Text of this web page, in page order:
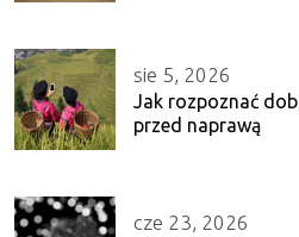
sie 5, 2026
Jak rozpoznać
przed naprawą
cze 23, 2026